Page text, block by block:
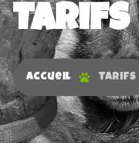
Tarifs
Accueil Tarifs